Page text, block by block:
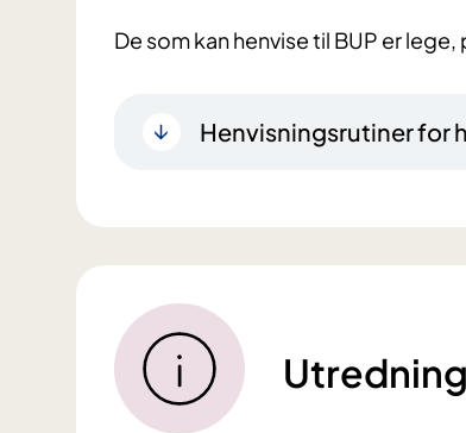
De som kan henvise til BUP er
Henvisningsrutiner for
Utredning